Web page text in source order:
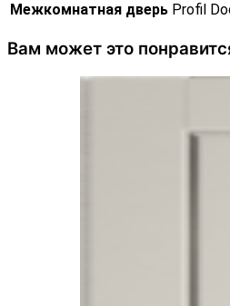
Межкомнатная дверь Profil
Вам может это